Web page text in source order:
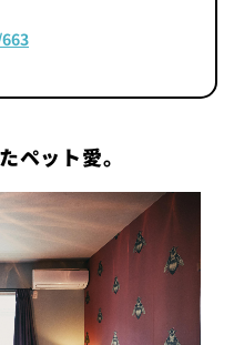
ペット愛。